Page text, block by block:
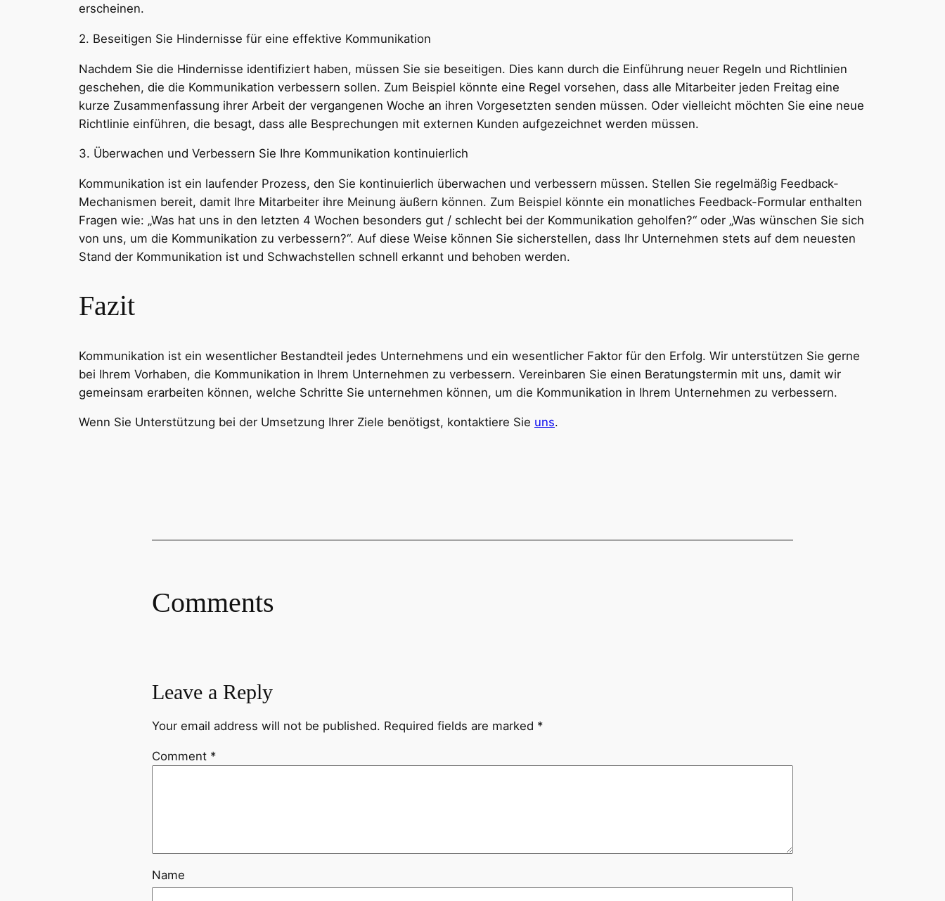
erscheinen.
2. Beseitigen Sie Hindernisse für eine effektive Kommunikation
Nachdem Sie die Hindernisse identifiziert haben, müssen Sie sie beseitigen. Dies kann durch die Einführung neuer Regeln und Richtlinien
geschehen, die die Kommunikation verbessern sollen. Zum Beispiel könnte eine Regel vorsehen, dass alle Mitarbeiter jeden Freitag eine
kurze Zusammenfassung ihrer Arbeit der vergangenen Woche an ihren Vorgesetzten senden müssen. Oder vielleicht möchten Sie eine neue
Richtlinie einführen, die besagt, dass alle Besprechungen mit externen Kunden aufgezeichnet werden müssen.
3. Überwachen und Verbessern Sie Ihre Kommunikation kontinuierlich
Kommunikation ist ein laufender Prozess, den Sie kontinuierlich überwachen und verbessern müssen. Stellen Sie regelmäßig Feedback-
Mechanismen bereit, damit Ihre Mitarbeiter ihre Meinung äußern können. Zum Beispiel könnte ein monatliches Feedback-Formular enthalten
Fragen wie: „Was hat uns in den letzten 4 Wochen besonders gut / schlecht bei der Kommunikation geholfen?“ oder „Was wünschen Sie sich
von uns, um die Kommunikation zu verbessern?“. Auf diese Weise können Sie sicherstellen, dass Ihr Unternehmen stets auf dem neuesten
Stand der Kommunikation ist und Schwachstellen schnell erkannt und behoben werden.
Fazit
Kommunikation ist ein wesentlicher Bestandteil jedes Unternehmens und ein wesentlicher Faktor für den Erfolg. Wir unterstützen Sie gerne
bei Ihrem Vorhaben, die Kommunikation in Ihrem Unternehmen zu verbessern. Vereinbaren Sie einen Beratungstermin mit uns, damit wir
gemeinsam erarbeiten können, welche Schritte Sie unternehmen können, um die Kommunikation in Ihrem Unternehmen zu verbessern.
Wenn Sie Unterstützung bei der Umsetzung Ihrer Ziele benötigst, kontaktiere Sie uns.
Comments
Leave a Reply
Your email address will not be published. Required fields are marked *
Comment *
Name